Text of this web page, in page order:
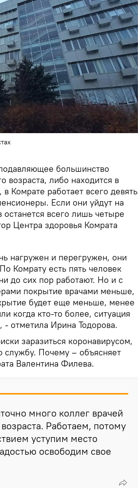
большинство
возраста, либо находится в
Комрате работает всего девять
Если они уйдут на
всего лишь четыре
Центра здоровья Комрата
нагружен и перегружен, они
Комрату есть пять человек
до сих пор работают. Но и с
покрытие врачами меньше,
будет еще меньше, менее
когда кто-то более, ситуация
- отметила Ирина Тодорова.
заразиться коронавирусом,
службу. Почему – объясняет
Валентина Филева.
много коллег врачей
Работаем, потому
уступим место
освободим свое